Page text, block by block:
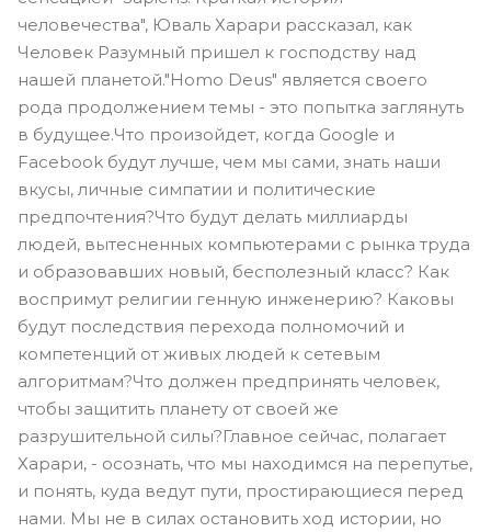
человечества", Юваль Харари рассказал, как
Человек Разумный пришел к господству над
нашей планетой."Homo Deus" является своего
рода продолжением темы - это попытка заглянуть
в будущее.Что произойдет, когда Google и
Facebook будут лучше, чем мы сами, знать наши
вкусы, личные симпатии и политические
предпочтения?Что будут делать миллиарды
людей, вытесненных компьютерами с рынка труда
и образовавших новый, бесполезный класс? Как
воспримут религии генную инженерию? Каковы
будут последствия перехода полномочий и
компетенций от живых людей к сетевым
алгоритмам?Что должен предпринять человек,
чтобы защитить планету от своей же
разрушительной силы?Главное сейчас, полагает
Харари, - осознать, что мы находимся на перепутье,
и понять, куда ведут пути, простирающиеся перед
нами. Мы не в силах остановить ход истории, но